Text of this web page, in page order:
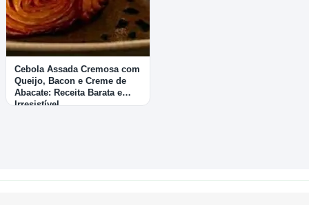
Cebola Assada Cremosa com
Queijo, Bacon e Creme de
Abacate: Receita Barata e
Irresistível